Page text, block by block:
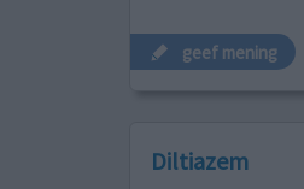
geef mening
Diltiazem